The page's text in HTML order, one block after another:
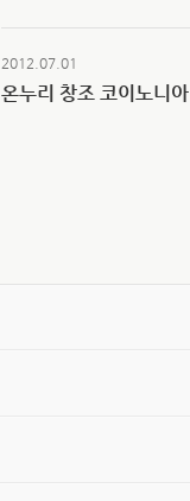
2012.07.01
온누리 창조 코이노니아